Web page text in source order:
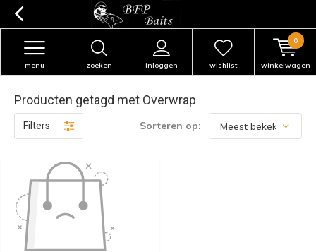
zoeken inloggen
menu wishlist winkelwagen
0
Producten getagd met Overwrap
Filters Sorteren op: